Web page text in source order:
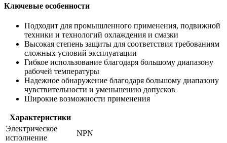
Ключевые особенности
Подходит для промышленного применения, подвижной
техники и технологий охлаждения и смазки
Высокая степень защиты для соответствия требованиям
сложных условий эксплуатации
Гибкое использование благодаря большому диапазону
рабочей температуры
Надежное обнаружение благодаря большому диапазону
чувствительности и уменьшению допусков
Широкие возможности применения
Характеристики
Электрическое
исполнение
NPN